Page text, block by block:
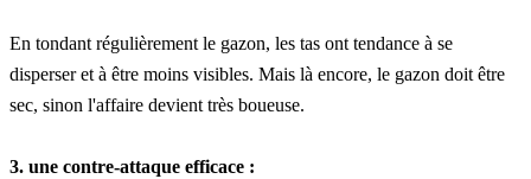
En tondant régulièrement le gazon, les tas ont tendance à se
disperser et à être moins visibles. Mais là encore, le gazon doit être
sec, sinon l'affaire devient très boueuse.
3. une contre-attaque efficace :